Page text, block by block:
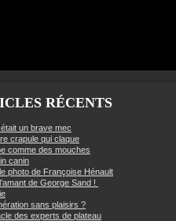
RÉCENTS
un brave mec
crapule qui claque
comme des mouches
canin
photo de Françoise Hénault
de George Sand !
sans plaisirs ?
des experts de plateau